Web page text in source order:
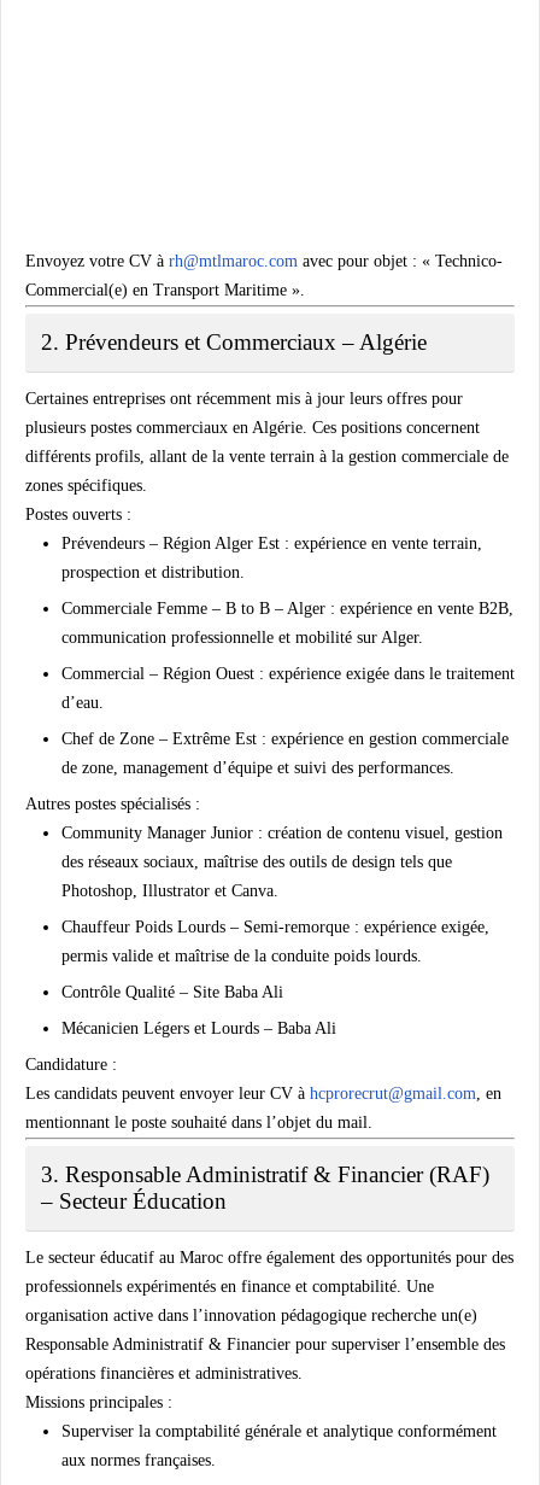
Envoyez votre CV à rh@mtlmaroc.com avec pour objet : « Technico-
Commercial(e) en Transport Maritime ».
2. Prévendeurs et Commerciaux – Algérie
Certaines entreprises ont récemment mis à jour leurs offres pour
plusieurs postes commerciaux en Algérie. Ces positions concernent
différents profils, allant de la vente terrain à la gestion commerciale de
zones spécifiques.
Postes ouverts :
Prévendeurs – Région Alger Est : expérience en vente terrain,
prospection et distribution.
Commerciale Femme – B to B – Alger : expérience en vente B2B,
communication professionnelle et mobilité sur Alger.
Commercial – Région Ouest : expérience exigée dans le traitement
d’eau.
Chef de Zone – Extrême Est : expérience en gestion commerciale
de zone, management d’équipe et suivi des performances.
Autres postes spécialisés :
Community Manager Junior : création de contenu visuel, gestion
des réseaux sociaux, maîtrise des outils de design tels que
Photoshop, Illustrator et Canva.
Chauffeur Poids Lourds – Semi-remorque : expérience exigée,
permis valide et maîtrise de la conduite poids lourds.
Contrôle Qualité – Site Baba Ali
Mécanicien Légers et Lourds – Baba Ali
Candidature :
Les candidats peuvent envoyer leur CV à hcprorecrut@gmail.com , en
mentionnant le poste souhaité dans l’objet du mail.
3. Responsable Administratif & Financier (RAF)
– Secteur Éducation
Le secteur éducatif au Maroc offre également des opportunités pour des
professionnels expérimentés en finance et comptabilité. Une
organisation active dans l’innovation pédagogique recherche un(e)
Responsable Administratif & Financier pour superviser l’ensemble des
opérations financières et administratives.
Missions principales :
Superviser la comptabilité générale et analytique conformément
aux normes françaises.